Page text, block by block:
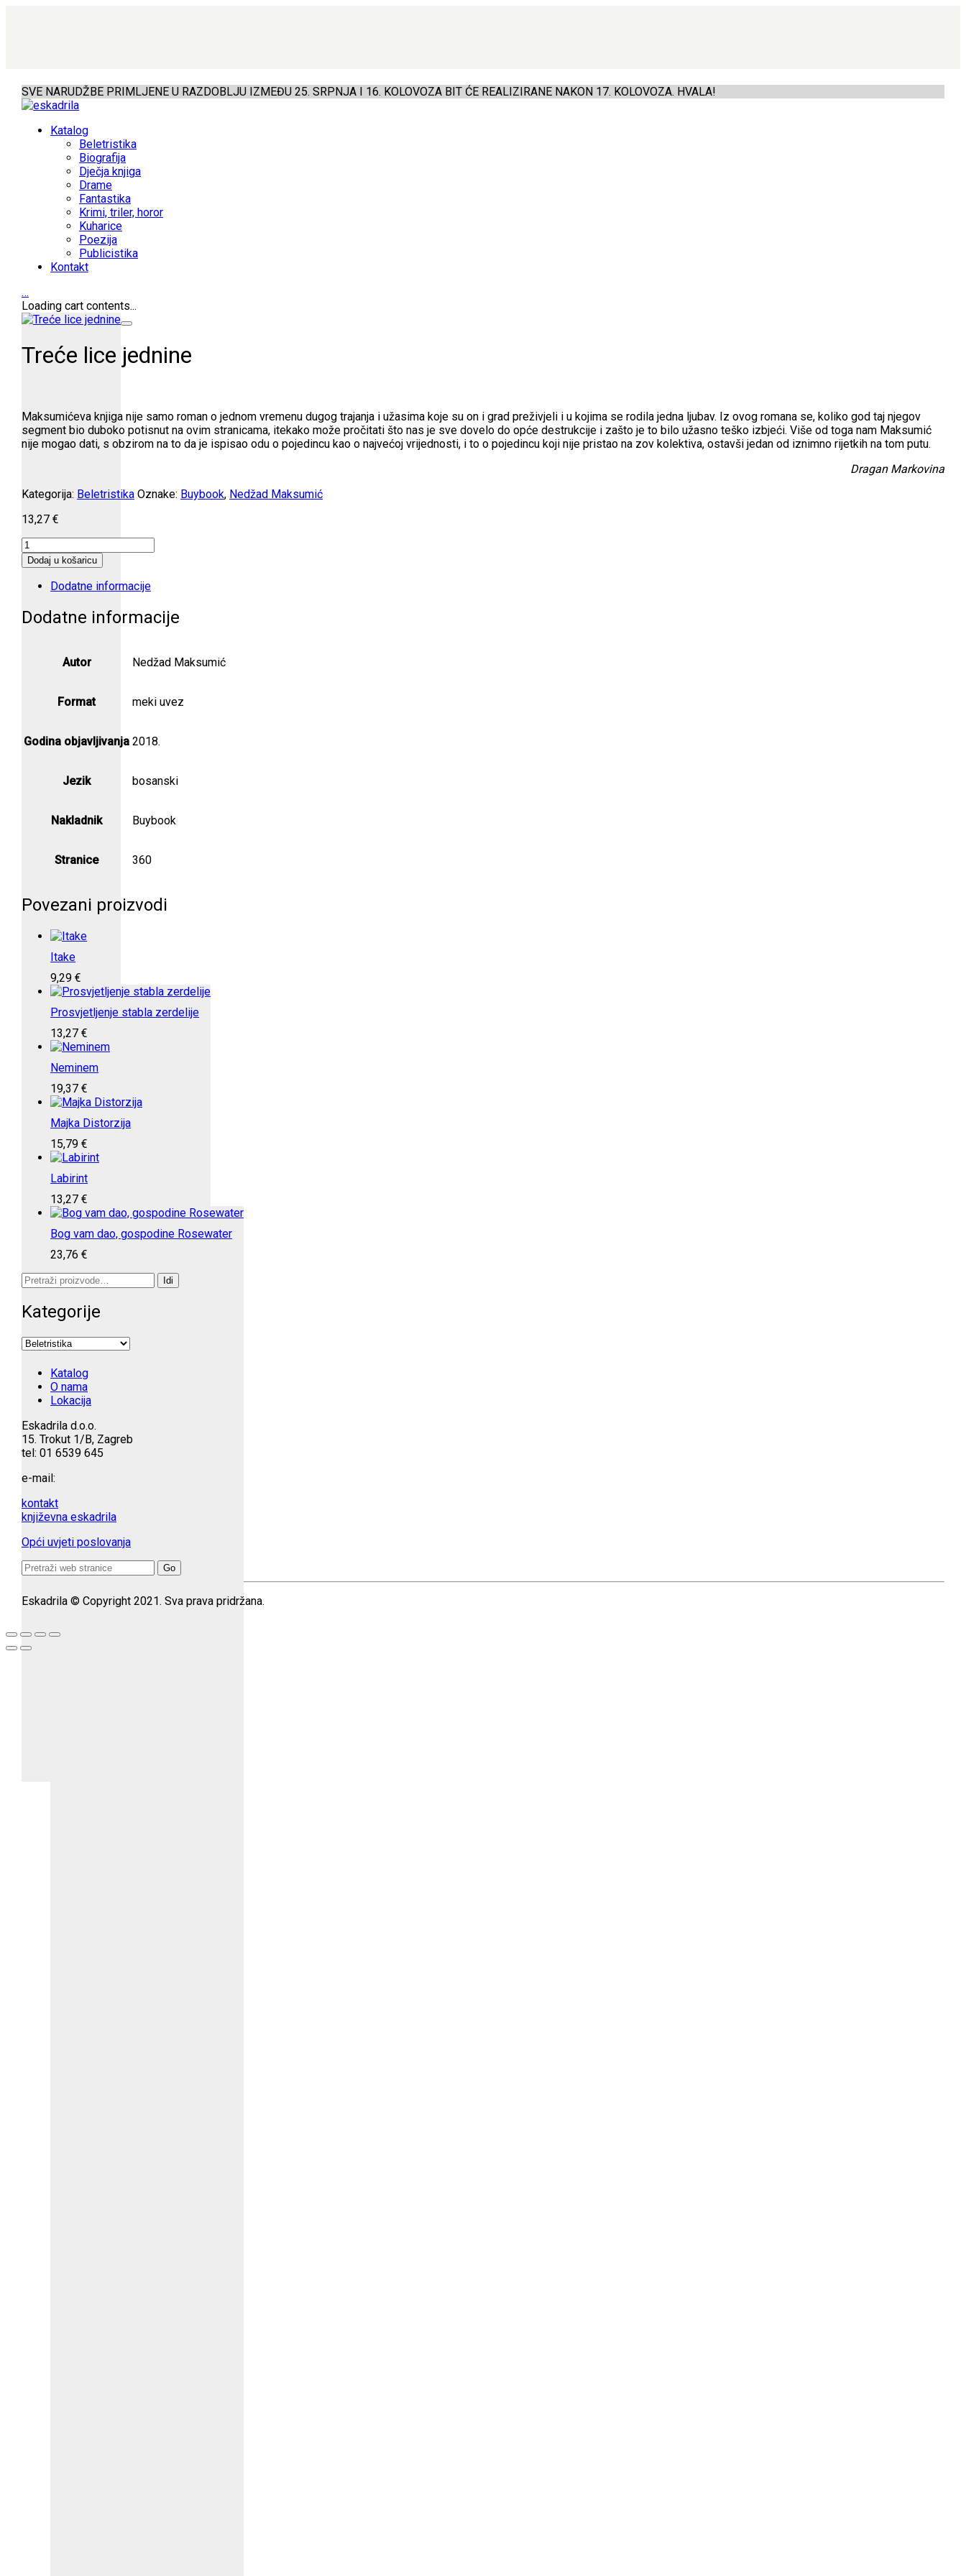
SVE NARUDŽBE PRIMLJENE U RAZDOBLJU IZMEĐU 25. SRPNJA I 16. KOLOVOZA BIT ĆE REALIZIRANE NAKON 17. KOLOVOZA. HVALA!
Katalog
Beletristika
Biografija
Dječja knjiga
Drame
Fantastika
Krimi, triler, horor
Kuharice
Poezija
Publicistika
Kontakt
…
Loading cart contents...
Treće lice jednine
Maksumićeva knjiga nije samo roman o jednom vremenu dugog trajanja i užasima koje su on i grad preživjeli i u kojima se rodila jedna ljubav. Iz ovog romana se, koliko god taj njegov
segment bio duboko potisnut na ovim stranicama, itekako može pročitati što nas je sve dovelo do opće destrukcije i zašto je to bilo užasno teško izbjeći. Više od toga nam Maksumić
nije mogao dati, s obzirom na to da je ispisao odu o pojedincu kao o najvećoj vrijednosti, i to o pojedincu koji nije pristao na zov kolektiva, ostavši jedan od iznimno rijetkih na tom putu.
Dragan Markovina
Kategorija: Beletristika Oznake: Buybook, Nedžad Maksumić
13,27 €
Treće
lice
jednine
količina
Dodaj u košaricu
Dodatne informacije
Dodatne informacije
Autor Nedžad Maksumić
Format meki uvez
Godina objavljivanja 2018.
Jezik bosanski
Nakladnik Buybook
Stranice 360
Povezani proizvodi
Itake
9,29 €
Prosvjetljenje stabla zerdelije
13,27 €
Neminem
19,37 €
Majka Distorzija
15,79 €
Labirint
13,27 €
Bog vam dao, gospodine Rosewater
23,76 €
Pretraži:
Idi
Kategorije
Katalog
O nama
Lokacija
Eskadrila d.o.o.
15. Trokut 1/B, Zagreb
tel: 01 6539 645
e-mail:
kontakt
književna eskadrila
Opći uvjeti poslovanja
Search
Eskadrila © Copyright 2021. Sva prava pridržana.